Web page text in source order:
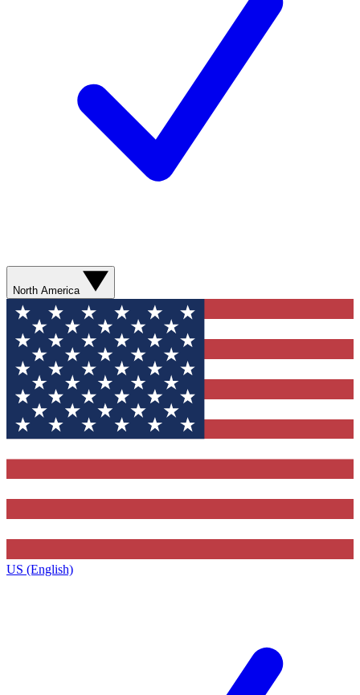
North America
US (English)